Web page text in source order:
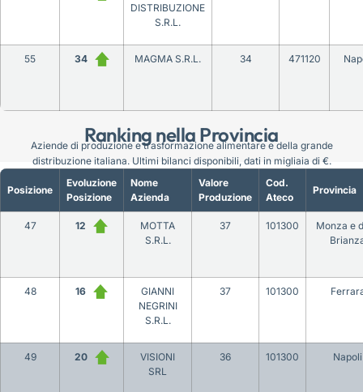
Ranking nella Provincia
DISTRIBUZIONE
S.R.L.
55 34 MAGMA S.R.L. 34 471120
Posizione
Evoluzione
Posizione
Nome
Azienda
Valore
Produzione
Cod.
Ateco
Provincia
47 12
MOTTA
S.R.L.
37 101300
Monza e
48 16
GIANNI
NEGRINI
S.R.L.
37 101300
49 20
VISIONI
SRL
36 101300 Napoli
Aziende di produzione e trasformazione alimentare e della grande
distribuzione italiana. Ultimi bilanci disponibili, dati in migliaia di €.